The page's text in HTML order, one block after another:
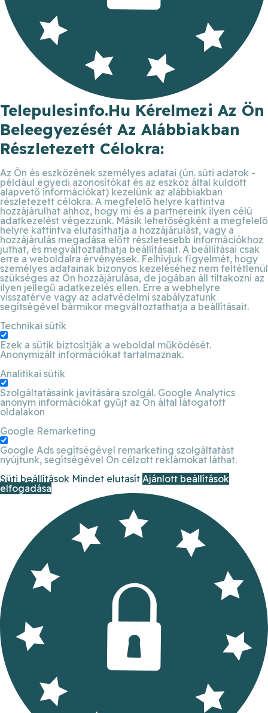
Telepulesinfo.hu Kérelmezi Az Ön
Beleegyezését Az Alábbiakban
Részletezett Célokra:
Az Ön és eszközének személyes adatai (ún. süti adatok -
például egyedi azonosítókat és az eszköz által küldött
alapvető információkat) kezelünk az alábbiakban
részletezett célokra. A megfelelő helyre kattintva
hozzájárulhat ahhoz, hogy mi és a partnereink ilyen célú
adatkezelést végezzünk. Másik lehetőségként a megfelelő
helyre kattintva elutasíthatja a hozzájárulást, vagy a
hozzájárulás megadása előtt részletesebb információkhoz
juthat, és megváltoztathatja beállításait. A beállításai csak
erre a weboldalra érvényesek. Felhívjuk figyelmét, hogy
személyes adatainak bizonyos kezeléséhez nem feltétlenül
szükséges az Ön hozzájárulása, de jogában áll tiltakozni az
ilyen jellegű adatkezelés ellen. Erre a webhelyre
visszatérve vagy az adatvédelmi szabályzatunk
segítségével bármikor megváltoztathatja a beállításait.
Technikai sütik
Ezek a sütik biztosítják a weboldal működését.
Anonymizált információkat tartalmaznak.
Analitikai sütik
Szolgáltatásaink javítására szolgál. Google Analytics
anonym információkat gyűjt az Ön által látogatott
oldalakon
Google Remarketing
Google Ads segítségével remarketing szolgáltatást
nyújtunk, segítségével Ön célzott reklámokat láthat.
Süti beállítások Mindet elutasít Ajánlott beállítások
elfogadása